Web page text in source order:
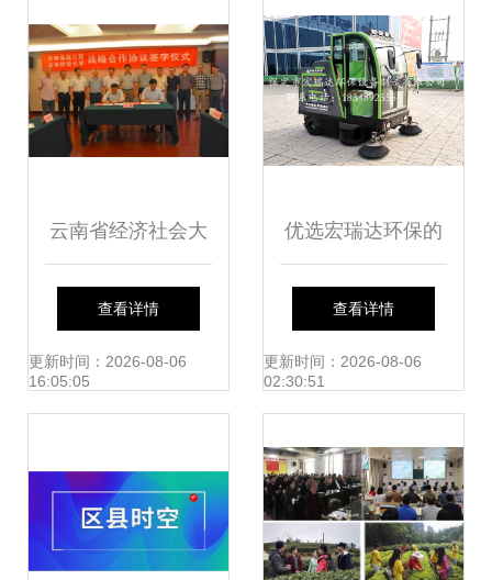
一咨询日”活动 心理服务研讨会纪
实
云南省经济社会大
数据研究院 以数据
驱动决策的社会经
查看详情
更新时间：2026-08-06
16:05:05
优选宏瑞达环保的
服务之道 房产清洁
与咨询服务解析
查看详情
更新时间：2026-08-06
02:30:51